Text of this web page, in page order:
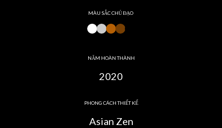
MÀU SẮC CHỦ ĐẠO
NĂM HOÀN THÀNH
2020
PHONG CÁCH THIẾT KẾ
Asian Zen